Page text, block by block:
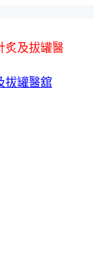
炙及拔罐醫
拔罐醫舘